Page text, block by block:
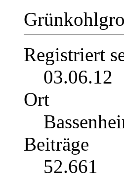
Registriert
03.06.12
Ort
Beiträge
52.661